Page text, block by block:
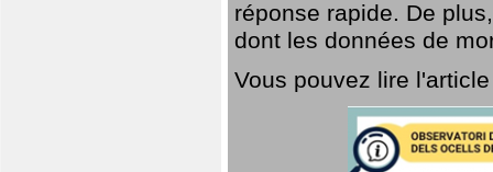
réponse rapide. De
dont les données de
Vous pouvez lire